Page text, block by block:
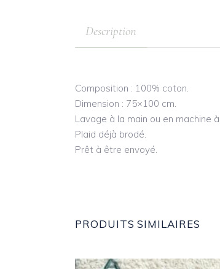
Description
Composition : 100% coton.
Dimension : 75×100 cm.
Lavage à la main ou en machine
Plaid déjà brodé.
Prêt à être envoyé.
PRODUITS SIMILAIRES